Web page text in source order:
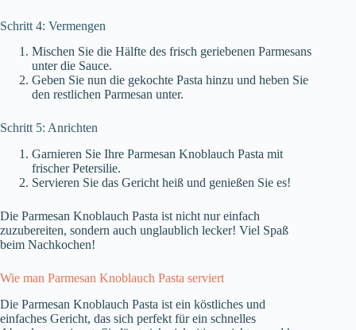
Schritt 4: Vermengen
Mischen Sie die Hälfte des frisch geriebenen Parmesans
unter die Sauce.
Geben Sie nun die gekochte Pasta hinzu und heben Sie
den restlichen Parmesan unter.
Schritt 5: Anrichten
Garnieren Sie Ihre Parmesan Knoblauch Pasta mit
frischer Petersilie.
Servieren Sie das Gericht heiß und genießen Sie es!
Die Parmesan Knoblauch Pasta ist nicht nur einfach
zuzubereiten, sondern auch unglaublich lecker! Viel Spaß
beim Nachkochen!
Wie man Parmesan Knoblauch Pasta serviert
Die Parmesan Knoblauch Pasta ist ein köstliches und
einfaches Gericht, das sich perfekt für ein schnelles